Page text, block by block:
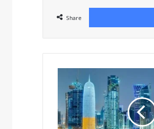
Share
സ്വകാര്യ
മേഖലയിൽ
സ്വദേശിവത്കരണം
150
ശതമാനം